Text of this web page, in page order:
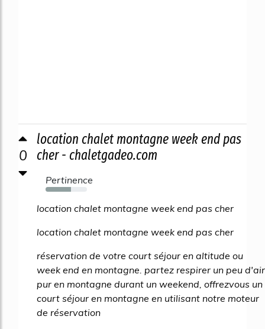
0
location chalet montagne week end pas
cher - chaletgadeo.com
Pertinence
62%
location chalet montagne week end pas cher
location chalet montagne week end pas cher
réservation de votre court séjour en altitude ou
week end en montagne. partez respirer un peu d'air
pur en montagne durant un weekend, offrezvous un
court séjour en montagne en utilisant notre moteur
de réservation